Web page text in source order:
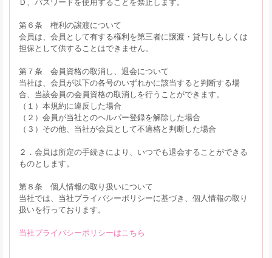
第６条 権利の譲渡について
会員は、会員として有する権利を第三者に譲渡・貸与しもしくは
担保として供することはできません。
第７条 会員資格の取消し、退会について
当社は、会員が以下の各号のいずれかに該当すると判断する場
合、当該会員の会員資格の取消しを行うことができます。
（１）本規約に違反した場合
（２）会員が当社とのヘルパー登録を解除した場合
（３）その他、当社が会員として不適格と判断した場合
２．会員は所定の手続きにより、いつでも退会することができる
ものとします。
第８条 個人情報の取り扱いについて
当社では、当社プライバシーポリシーに基づき、個人情報の取り
扱いを行っております。
当社プライバシーポリシーはこちら